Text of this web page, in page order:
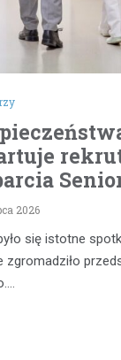
2026
się istotne